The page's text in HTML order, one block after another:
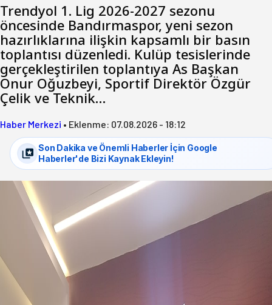
Trendyol 1. Lig 2026-2027 sezonu
öncesinde Bandırmaspor, yeni sezon
hazırlıklarına ilişkin kapsamlı bir basın
toplantısı düzenledi. Kulüp tesislerinde
gerçekleştirilen toplantıya As Başkan
Onur Oğuzbeyi, Sportif Direktör Özgür
Çelik ve Teknik…
Haber Merkezi • Eklenme: 07.08.2026 - 18:12
Son Dakika ve Önemli Haberler İçin Google
Haberler'de Bizi Kaynak Ekleyin!